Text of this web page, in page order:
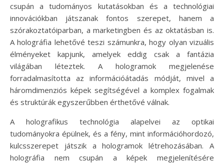
csupán a tudományos kutatásokban és a technológiai
innovációkban játszanak fontos szerepet, hanem a
szórakoztatóiparban, a marketingben és az oktatásban is.
A holográfia lehetővé teszi számunkra, hogy olyan vizuális
élményeket kapjunk, amelyek eddig csak a fantázia
világában léteztek. A hologramok megjelenése
forradalmasította az információátadás módját, mivel a
háromdimenziós képek segítségével a komplex fogalmak
és struktúrák egyszerűbben érthetővé válnak.
A holografikus technológia alapelvei az optikai
tudományokra épülnek, és a fény, mint információhordozó,
kulcsszerepet játszik a hologramok létrehozásában. A
holográfia nem csupán a képek megjelenítésére